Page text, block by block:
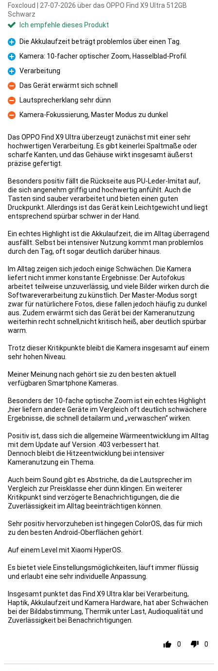
Foxcloud | 27-07-2026 über das OPPO Find X9 Ultra 512GB
Schwarz
Ich empfehle dieses Produkt
Pro
Die Akkulaufzeit beträgt problemlos über einen Tag.
Pro
Kamera: 10-facher optischer Zoom, Hasselblad-Profil.
Pro
Verarbeitung
Kontra
Das Gerät erwärmt sich schnell
Kontra
Lautsprecherklang sehr dünn
Kontra
Kamera-Fokussierung, Master Modus zu dunkel
Das OPPO Find X9 Ultra überzeugt zunächst mit einer sehr
hochwertigen Verarbeitung. Es gibt keinerlei Spaltmaße oder
scharfe Kanten, und das Gehäuse wirkt insgesamt äußerst
präzise gefertigt.
Besonders positiv fällt die Rückseite aus PU-Leder-Imitat auf,
die sich angenehm griffig und hochwertig anfühlt. Auch die
Tasten sind sauber verarbeitet und bieten einen guten
Druckpunkt. Allerdings ist das Gerät kein Leichtgewicht und liegt
entsprechend spürbar schwer in der Hand.
Ein echtes Highlight ist die Akkulaufzeit, die im Alltag überragend
ausfällt. Selbst bei intensiver Nutzung kommt man problemlos
durch den Tag, oft sogar deutlich darüber hinaus.
Im Alltag zeigen sich jedoch einige Schwächen. Die Kamera
liefert nicht immer konstante Ergebnisse: Der Autofokus
arbeitet teilweise unzuverlässig, und viele Bilder wirken durch die
Softwareverarbeitung zu künstlich. Der Master-Modus sorgt
zwar für natürlichere Fotos, diese fallen jedoch häufig zu dunkel
aus. Zudem erwärmt sich das Gerät bei der Kameranutzung
weiterhin recht schnell,nicht kritisch heiß, aber deutlich spürbar
warm.
Trotz dieser Kritikpunkte bleibt die Kamera insgesamt auf einem
sehr hohen Niveau.
Meiner Meinung nach gehört sie zu den besten aktuell
verfügbaren Smartphone Kameras.
Besonders der 10-fache optische Zoom ist ein echtes Highlight
,hier liefern andere Geräte im Vergleich oft deutlich schwächere
Ergebnisse, die schnell detailarm und „verwaschen“ wirken.
Positiv ist, dass sich die allgemeine Wärmeentwicklung im Alltag
mit dem Update auf Version .403 verbessert hat.
Dennoch bleibt die Hitzeentwicklung bei intensiver
Kameranutzung ein Thema.
Auch beim Sound gibt es Abstriche, da die Lautsprecher im
Vergleich zur Preisklasse eher dünn klingen. Ein weiterer
Kritikpunkt sind verzögerte Benachrichtigungen, die die
Zuverlässigkeit im Alltag beeinträchtigen können.
Sehr positiv hervorzuheben ist hingegen ColorOS, das für mich
zu den besten Android-Oberflächen gehört.
Auf einem Level mit Xiaomi HyperOS.
Es bietet viele Einstellungsmöglichkeiten, läuft immer flüssig
und erlaubt eine sehr individuelle Anpassung.
Insgesamt punktet das Find X9 Ultra klar bei Verarbeitung,
Haptik, Akkulaufzeit und Kamera Hardware, hat aber Schwächen
bei der Bildabstimmung, Thermik unter Last, Audioqualität und
Zuverlässigkeit bei Benachrichtigungen.
0 0